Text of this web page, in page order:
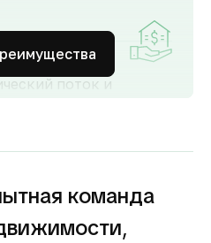
поток и
как от
команда
,